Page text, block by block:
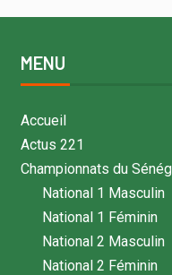
MENU
Accueil
Actus 221
Championnats du
National 1 Masculin
National 1 Féminin
National 2 Masculin
National 2 Féminin